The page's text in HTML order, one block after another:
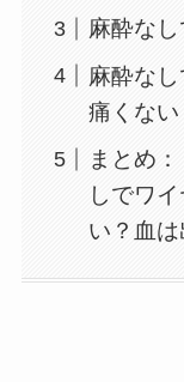
麻酔な
麻酔な
痛くない
まとめ
しでワ
い？血は